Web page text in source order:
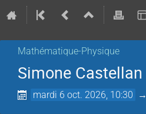
Mathématique-Physique
Simone Castellan
mardi 6 oct. 2026, 10:30 →